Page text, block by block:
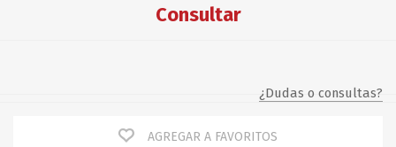
Consultar
¿Dudas o consultas?
AGREGAR A FAVORITOS